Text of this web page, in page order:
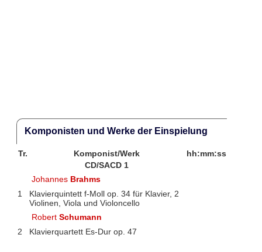
Komponisten und Werke der Einspielung
Tr. Komponist/Werk
hh:mm:ss
CD/SACD 1
Johannes Brahms
1
Klavierquintett f-Moll op. 34 für Klavier, 2
Violinen, Viola und Violoncello
RobertSchumann
2
Klavierquartett Es-Dur op. 47